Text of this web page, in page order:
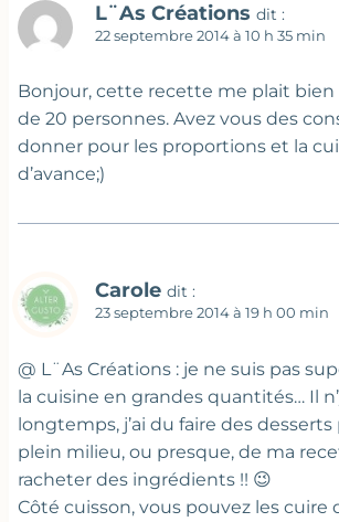
L¨As Créations dit :
22 septembre 2014 à 10 h 35 min
Bonjour, cette recette me plait bien
de 20 personnes. Avez vous des
donner pour les proportions et la
d’avance;)
Carole dit :
23 septembre 2014 à 19 h 00 min
@ L¨As Créations : je ne suis pas
la cuisine en grandes quantités… Il
longtemps, j’ai du faire des
plein milieu, ou presque, de ma
racheter des ingrédients !! 😉
Côté cuisson, vous pouvez les cuire